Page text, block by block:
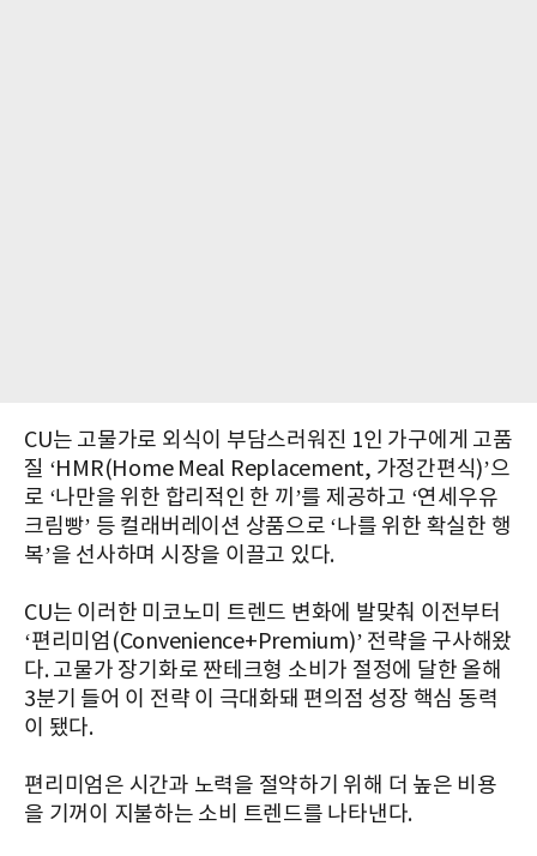
CU는 고물가로 외식이 부담스러워진 1인 가구에게 고품
질 ‘HMR(Home Meal Replacement, 가정간편식)’으
로 ‘나만을 위한 합리적인 한 끼’를 제공하고 ‘연세우유
크림빵’ 등 컬래버레이션 상품으로 ‘나를 위한 확실한 행
복’을 선사하며 시장을 이끌고 있다.
CU는 이러한 미코노미 트렌드 변화에 발맞춰 이전부터
‘편리미엄(Convenience+Premium)’ 전략을 구사해왔
다. 고물가 장기화로 짠테크형 소비가 절정에 달한 올해
3분기 들어 이 전략 이 극대화돼 편의점 성장 핵심 동력
이 됐다.
편리미엄은 시간과 노력을 절약하기 위해 더 높은 비용
을 기꺼이 지불하는 소비 트렌드를 나타낸다.